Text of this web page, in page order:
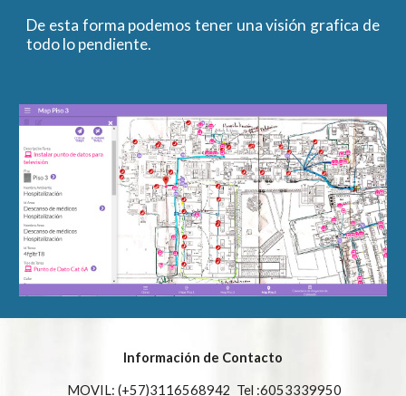
De esta forma podemos tener una visión grafica de
todo lo pendiente.
Información de Contacto
MOVIL: (+57)3116568942 Tel :6053339950